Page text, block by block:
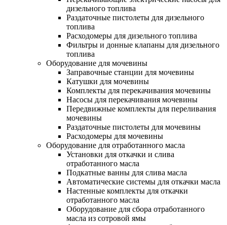
дизельного топлива
Раздаточные пистолеты для дизельного
топлива
Расходомеры для дизельного топлива
Фильтры и донные клапаны для дизельного
топлива
Оборудование для мочевины
Заправочные станции для мочевины
Катушки для мочевины
Комплекты для перекачивания мочевины
Насосы для перекачивания мочевины
Передвижные комплекты для переливания
мочевины
Раздаточные пистолеты для мочевины
Расходомеры для мочевины
Оборудование для отработанного масла
Установки для откачки и слива
отработанного масла
Подкатные ванны для слива масла
Автоматические системы для откачки масла
Настенные комплекты для откачки
отработанного масла
Оборудование для сбора отработанного
масла из сотровой ямы